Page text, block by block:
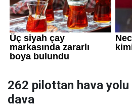
262 pilottan hava
dava